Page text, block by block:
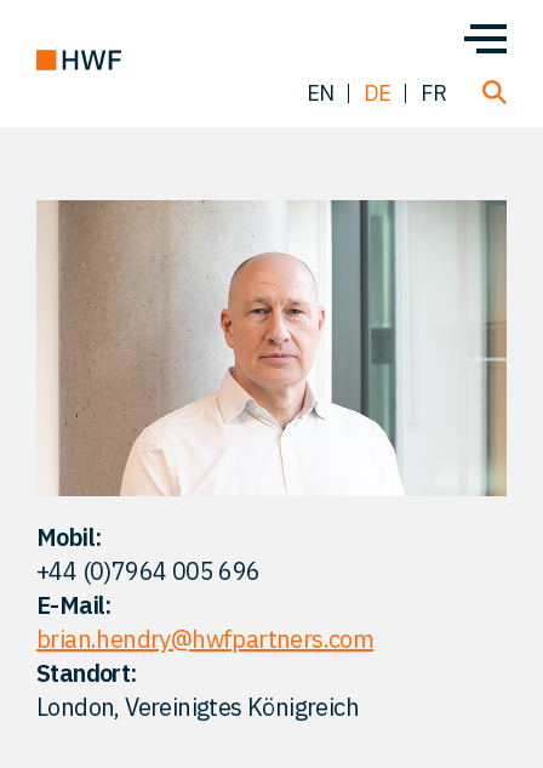
Über uns
Team
Lösungen
Einblicke
Kontakt
EN DE FR
Mobil:
+44 (0)7964 005 696
E-Mail:
brian.hendry@hwfpartners.com
Standort:
London, Vereinigtes Königreich